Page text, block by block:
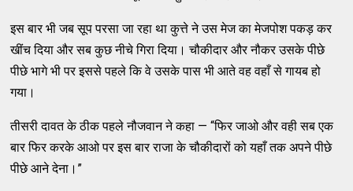
इस बार भी जब सूप परसा जा रहा था कुत्ते ने उस मेज का मेजपोश पकड़ कर
खींच दिया और सब कुछ नीचे गिरा दिया। चौकीदार और नौकर उसके पीछे
पीछे भागे भी पर इससे पहले कि वे उसके पास भी आते वह वहाँ से गायब हो
गया।
तीसरी दावत के ठीक पहले नौजवान ने कहा — “फिर जाओ और वही सब एक
बार फिर करके आओ पर इस बार राजा के चौकीदारों को यहाँ तक अपने पीछे
पीछे आने देना।”